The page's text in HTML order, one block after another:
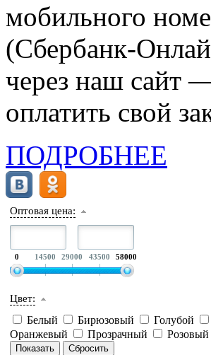
мобильного
(Сбербанк-
через наш сайт
оплатить свой
ПОДРОБНЕЕ
Оптовая цена:
0 14500 29000 43500 58000
Цвет:
Белый Бирюзовый Голубой
Оранжевый
Прозрачный Розовый